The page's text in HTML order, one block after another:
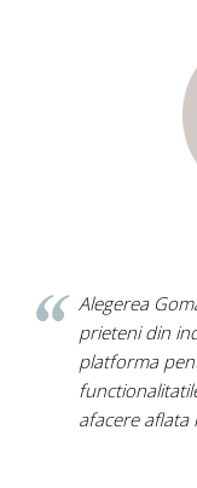
Alegerea
prieteni din
platforma
afacere aflata